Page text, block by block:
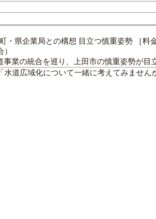
県企業局との構想 目立つ慎重姿勢 ［料
業の統合を巡り、上田市の慎重姿勢が目
道広域化について一緒に考えてみません